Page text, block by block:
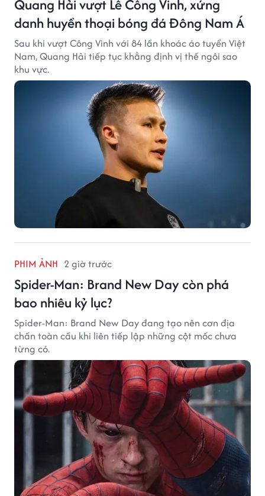
Quang Hải vượt Lê Công Vinh, xứng
danh huyền thoại bóng đá Đông Nam Á
Sau khi vượt Công Vinh với 84 lần khoác áo tuyển Việt
Nam, Quang Hải tiếp tục khẳng định vị thế ngôi sao
khu vực.
PHIM ẢNH 2 giờ trước
Spider-Man: Brand New Day còn phá
bao nhiêu kỷ lục?
Spider-Man: Brand New Day đang tạo nên cơn địa
chấn toàn cầu khi liên tiếp lập những cột mốc chưa
từng có.